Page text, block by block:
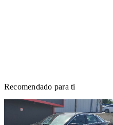
Recomendado para ti